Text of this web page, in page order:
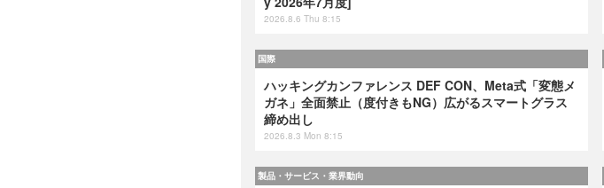
2026.8.6 Thu 8:15
国際
ハッキングカンファレンス DEF CON、Meta式「変態メ
ガネ」全面禁止（度付きもNG）広がるスマートグラス
締め出し
2026.8.3 Mon 8:15
製品・サービス・業界動向